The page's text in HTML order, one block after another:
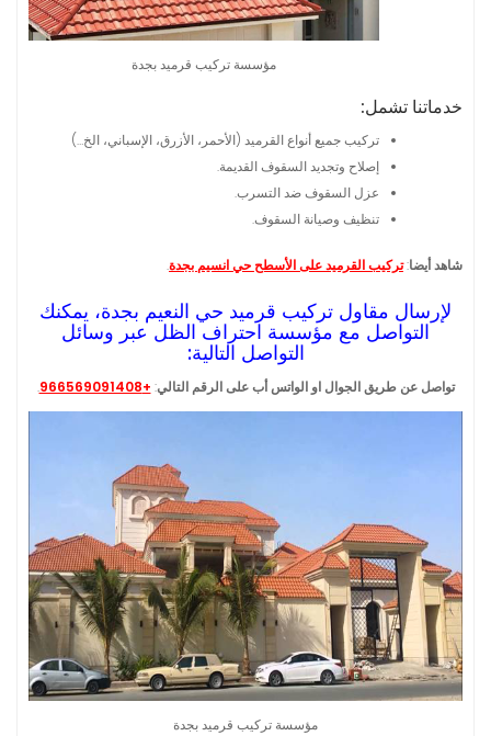
مؤسسة تركيب قرميد بجدة
خدماتنا تشمل:
تركيب جميع أنواع القرميد (الأحمر، الأزرق، الإسباني، الخ…)
إصلاح وتجديد السقوف القديمة.
عزل السقوف ضد التسرب.
تنظيف وصيانة السقوف.
شاهد أيضا:تركيب القرميد على الأسطح حي انسيم بجدة.
لإرسال مقاول تركيب قرميد حي النعيم بجدة، يمكنك
التواصل مع مؤسسة احتراف الظل عبر وسائل
التواصل التالية:
تواصل عن طريق الجوال او الواتس أب على الرقم التالي:
+966569091408
.
مؤسسة تركيب قرميد بجدة